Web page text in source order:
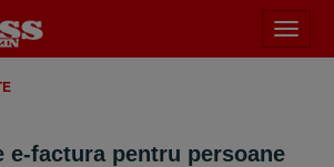
meniu
e-factura pentru persoane